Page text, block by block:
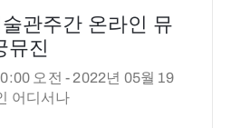
관주간 온라인 뮤
뮤진
오전 - 2022년 05월 19
어디서나